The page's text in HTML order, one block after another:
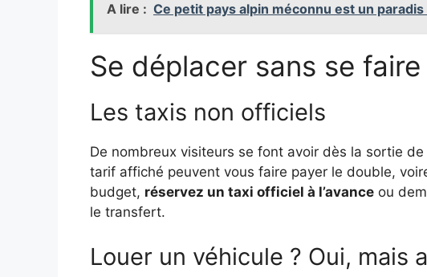
A lire : Ce petit pays alpin méconnu est un
Se déplacer sans se
Les taxis non officiels
De nombreux visiteurs se font avoir dès la sortie
tarif affiché peuvent vous faire payer le double,
budget, réservez un taxi officiel à l’avance ou
le transfert.
Louer un véhicule ? Oui, mais